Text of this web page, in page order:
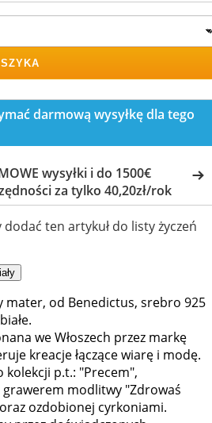
darmową wysyłkę dla tego
wysyłki i do 1500€
za tylko 40,20zł/rok
dodać ten artykuł do listy życzeń
mater, od Benedictus, srebro 925
we Włoszech przez markę
kreacje łączące wiarę i modę.
kolekcji p.t.: "Precem",
modlitwy "Zdrowaś
ozdobionej cyrkoniami.